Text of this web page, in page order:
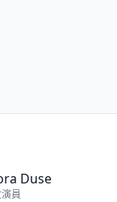
Duse
員